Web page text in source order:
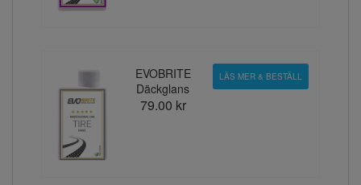
EVOBRITE
Däckglans
79.00 kr
LÄS MER & BESTÄLL